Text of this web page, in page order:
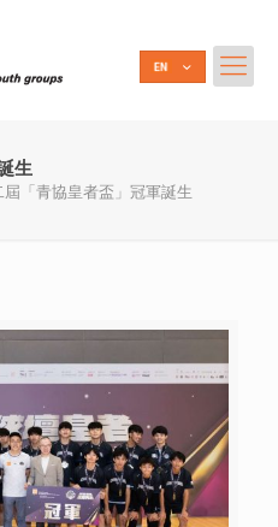
生
屆「青協皇者盃」冠軍誕生